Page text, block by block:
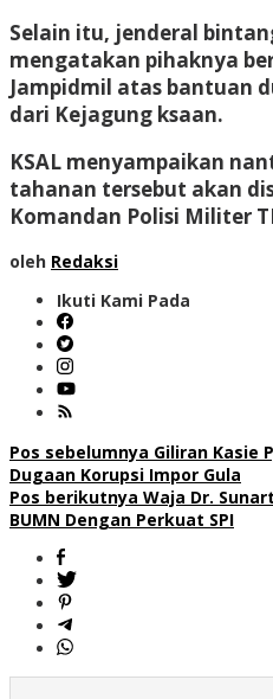
Selain itu, jenderal
mengatakan pihaknya
Jampidmil atas bantuan
dari Kejagung ksaan.
KSAL menyampaikan
tahanan tersebut akan
Komandan Polisi Militer
oleh Redaksi
Ikuti Kami Pada
Navigasi
pos
Pos sebelumnya Giliran Kasie
Dugaan Korupsi Impor Gula
Pos berikutnya Waja Dr.
BUMN Dengan Perkuat SPI